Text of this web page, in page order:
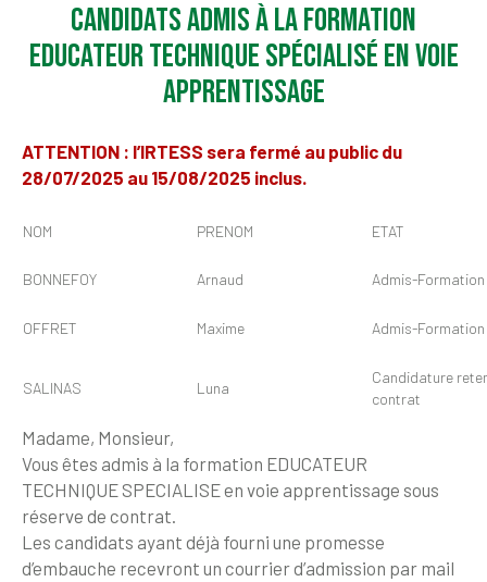
Candidats admis à la formation
Educateur Technique Spécialisé en voie
apprentissage
ATTENTION : l’IRTESS sera fermé au public du
28/07/2025 au 15/08/2025 inclus.
NOM PRENOM ETAT
BONNEFOY Arnaud Admis-
OFFRET Maxime Admis-
SALINAS Luna
Candidature
contrat
Madame, Monsieur,
Vous êtes admis à la formation EDUCATEUR
TECHNIQUE SPECIALISE en voie apprentissage sous
réserve de contrat.
Les candidats ayant déjà fourni une promesse
d’embauche recevront un courrier d’admission par mail